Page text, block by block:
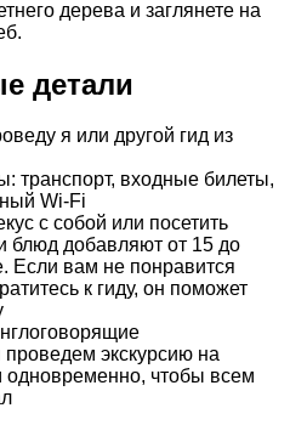
дерева и заглянете на
детали
я или другой гид из
транспорт, входные билеты,
Wi-Fi
с собой или посетить
блюд добавляют от 15 до
Если вам не понравится
к гиду, он поможет
экскурсию на
одновременно, чтобы всем